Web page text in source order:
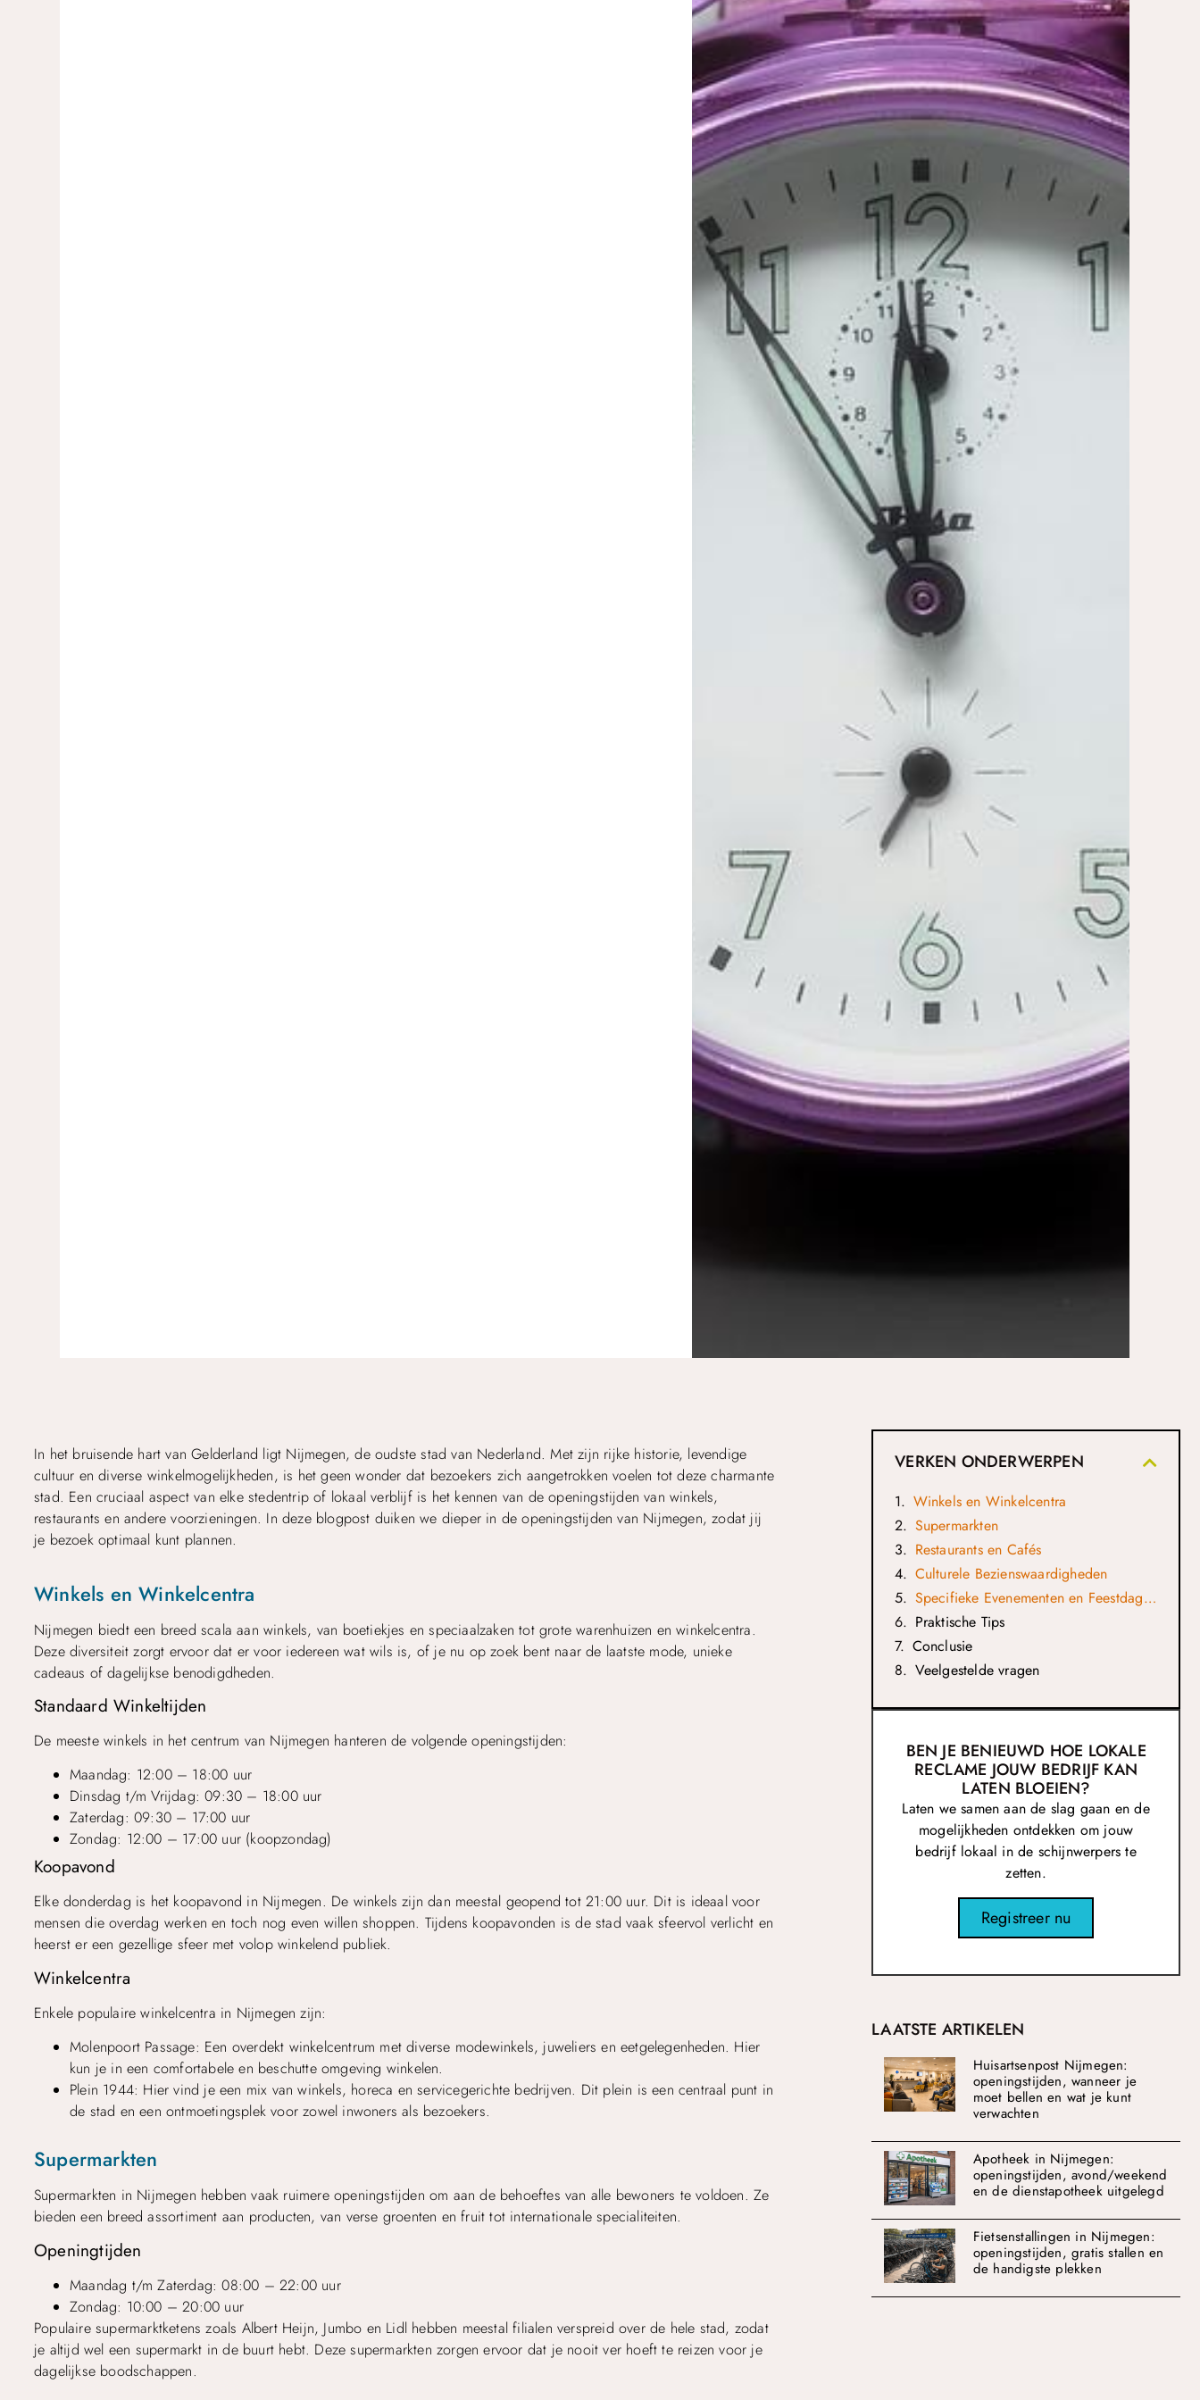
In het bruisende hart van Gelderland ligt Nijmegen, de oudste stad van Nederland. Met zijn rijke historie, levendige
cultuur en diverse winkelmogelijkheden, is het geen wonder dat bezoekers zich aangetrokken voelen tot deze charmante
stad. Een cruciaal aspect van elke stedentrip of lokaal verblijf is het kennen van de openingstijden van winkels,
restaurants en andere voorzieningen. In deze blogpost duiken we dieper in de openingstijden van Nijmegen, zodat jij
je bezoek optimaal kunt plannen.
Winkels en Winkelcentra
Nijmegen biedt een breed scala aan winkels, van boetiekjes en speciaalzaken tot grote warenhuizen en winkelcentra.
Deze diversiteit zorgt ervoor dat er voor iedereen wat wils is, of je nu op zoek bent naar de laatste mode, unieke
cadeaus of dagelijkse benodigdheden.
Standaard Winkeltijden
De meeste winkels in het centrum van Nijmegen hanteren de volgende openingstijden:
Maandag: 12:00 – 18:00 uur
Dinsdag t/m Vrijdag: 09:30 – 18:00 uur
Zaterdag: 09:30 – 17:00 uur
Zondag: 12:00 – 17:00 uur (koopzondag)
Koopavond
Elke donderdag is het koopavond in Nijmegen. De winkels zijn dan meestal geopend tot 21:00 uur. Dit is ideaal voor
mensen die overdag werken en toch nog even willen shoppen. Tijdens koopavonden is de stad vaak sfeervol verlicht en
heerst er een gezellige sfeer met volop winkelend publiek.
Winkelcentra
Enkele populaire winkelcentra in Nijmegen zijn:
Molenpoort Passage: Een overdekt winkelcentrum met diverse modewinkels, juweliers en eetgelegenheden. Hier
kun je in een comfortabele en beschutte omgeving winkelen.
Plein 1944: Hier vind je een mix van winkels, horeca en servicegerichte bedrijven. Dit plein is een centraal punt in
de stad en een ontmoetingsplek voor zowel inwoners als bezoekers.
Supermarkten
Supermarkten in Nijmegen hebben vaak ruimere openingstijden om aan de behoeftes van alle bewoners te voldoen. Ze
bieden een breed assortiment aan producten, van verse groenten en fruit tot internationale specialiteiten.
Openingtijden
Maandag t/m Zaterdag: 08:00 – 22:00 uur
Zondag: 10:00 – 20:00 uur
Populaire supermarktketens zoals Albert Heijn, Jumbo en Lidl hebben meestal filialen verspreid over de hele stad, zodat
je altijd wel een supermarkt in de buurt hebt. Deze supermarkten zorgen ervoor dat je nooit ver hoeft te reizen voor je
dagelijkse boodschappen.
VERKEN ONDERWERPEN
Winkels en Winkelcentra
Supermarkten
Restaurants en Cafés
Culturele Bezienswaardigheden
Specifieke Evenementen en Feestdagen
Praktische Tips
Conclusie
Veelgestelde vragen
BEN JE BENIEUWD HOE LOKALE
RECLAME JOUW BEDRIJF KAN
LATEN BLOEIEN?
Laten we samen aan de slag gaan en de
mogelijkheden ontdekken om jouw
bedrijf lokaal in de schijnwerpers te
zetten.
Registreer nu
LAATSTE ARTIKELEN
Huisartsenpost Nijmegen:
openingstijden, wanneer je
moet bellen en wat je kunt
verwachten
Apotheek in Nijmegen:
openingstijden, avond/weekend
en de dienstapotheek uitgelegd
Fietsenstallingen in Nijmegen:
openingstijden, gratis stallen en
de handigste plekken